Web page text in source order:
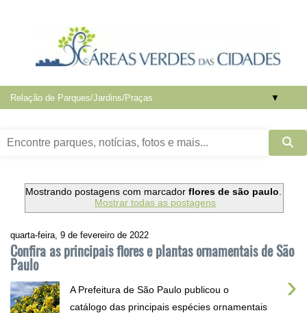
▼
Mostrando postagens com marcador flores de são paulo.
Mostrar todas as postagens
quarta-feira, 9 de fevereiro de 2022
Confira as principais flores e plantas ornamentais de São
Paulo
›
A Prefeitura de São Paulo publicou o
catálogo das principais espécies ornamentais